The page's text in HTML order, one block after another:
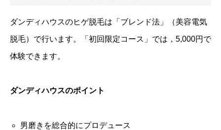
ダンディハウスのヒゲ脱毛は「ブレンド法」（美容電気
脱毛）で行います。「初回限定コース」では，5,000円で
体験できます。
ダンディハウスのポイント
男磨きを総合的にプロデュース